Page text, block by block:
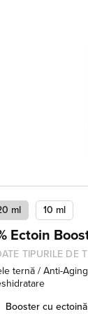
ml 10 ml
Ectoin
TIPURILE DE
ternă / Anti-
Booster cu